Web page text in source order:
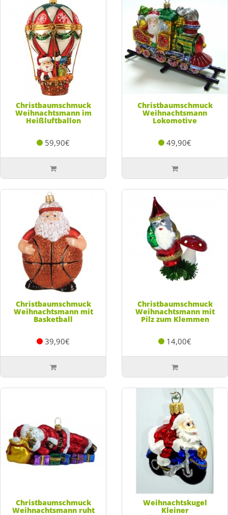
Christbaumschmuck
Weihnachtsmann im
Heißluftballon
59,90€
Christbaumschmuck
Weihnachtsmann
Lokomotive
49,90€
Christbaumschmuck
Weihnachtsmann mit
Basketball
39,90€
Christbaumschmuck
Weihnachtsmann mit
Pilz zum Klemmen
14,00€
Christbaumschmuck
Weihnachtsmann ruht
Weihnachtskugel
Kleiner